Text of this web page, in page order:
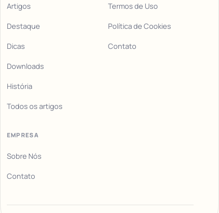
Artigos
Destaque
Dicas
Downloads
História
Todos os artigos
Termos de Uso
Política de Cookies
Contato
EMPRESA
Sobre Nós
Contato